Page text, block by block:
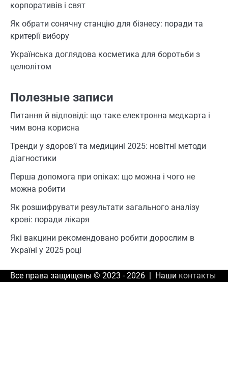
корпоративів і свят
Як обрати сонячну станцію для бізнесу: поради та
критерії вибору
Українська доглядова косметика для боротьби з
целюлітом
Полезные записи
Питання й відповіді: що таке електронна медкарта і
чим вона корисна
Тренди у здоров’ї та медицині 2025: новітні методи
діагностики
Перша допомога при опіках: що можна і чого не
можна робити
Як розшифрувати результати загального аналізу
крові: поради лікаря
Які вакцини рекомендовано робити дорослим в
Україні у 2025 році
Все права защищены © 2023 - 2026 | Наши контакты